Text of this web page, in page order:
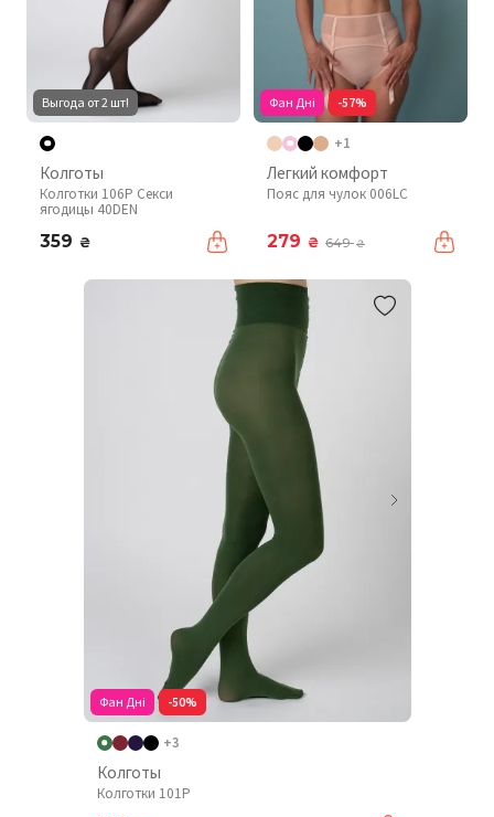
Выгода от 2 шт!
Колготы
Колготки 106P Секси
ягодицы 40DEN
359 ₴
Фан Дні -57%
+1
Легкий комфорт
Пояс для чулок 006LC
279 ₴ 649₴
Фан Дні -50%
+3
Колготы
Колготки 101P